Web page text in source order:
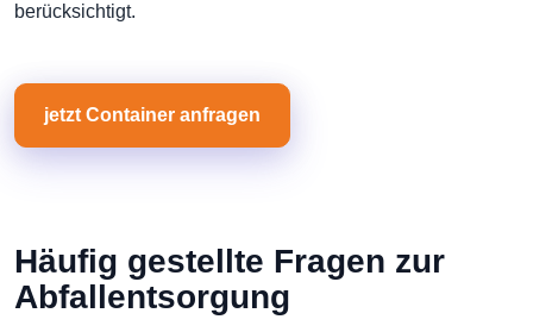
berücksichtigt.
jetzt Container anfragen
Häufig gestellte Fragen zur
Abfallentsorgung